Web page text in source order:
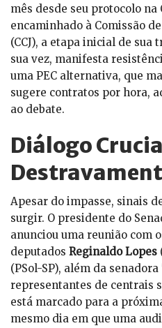
mês desde seu protocolo na
encaminhado à Comissão
(CCJ), a etapa inicial de sua
sua vez, manifesta
uma PEC alternativa, que
sugere contratos por hora,
ao debate.
Diálogo
Apesar do impasse, sinais
surgir. O presidente do
anunciou uma reunião com
deputados Reginaldo Lopes
(PSol-SP), além da senadora
representantes de centrais
está marcado para a
mesmo dia em que uma